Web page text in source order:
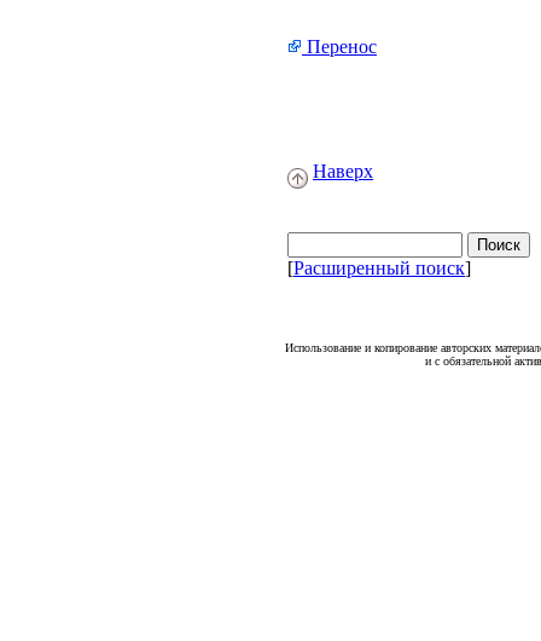
Перенос
Наверх
[Расширенный поиск]
Использование и копирование авторских
и с обязательной